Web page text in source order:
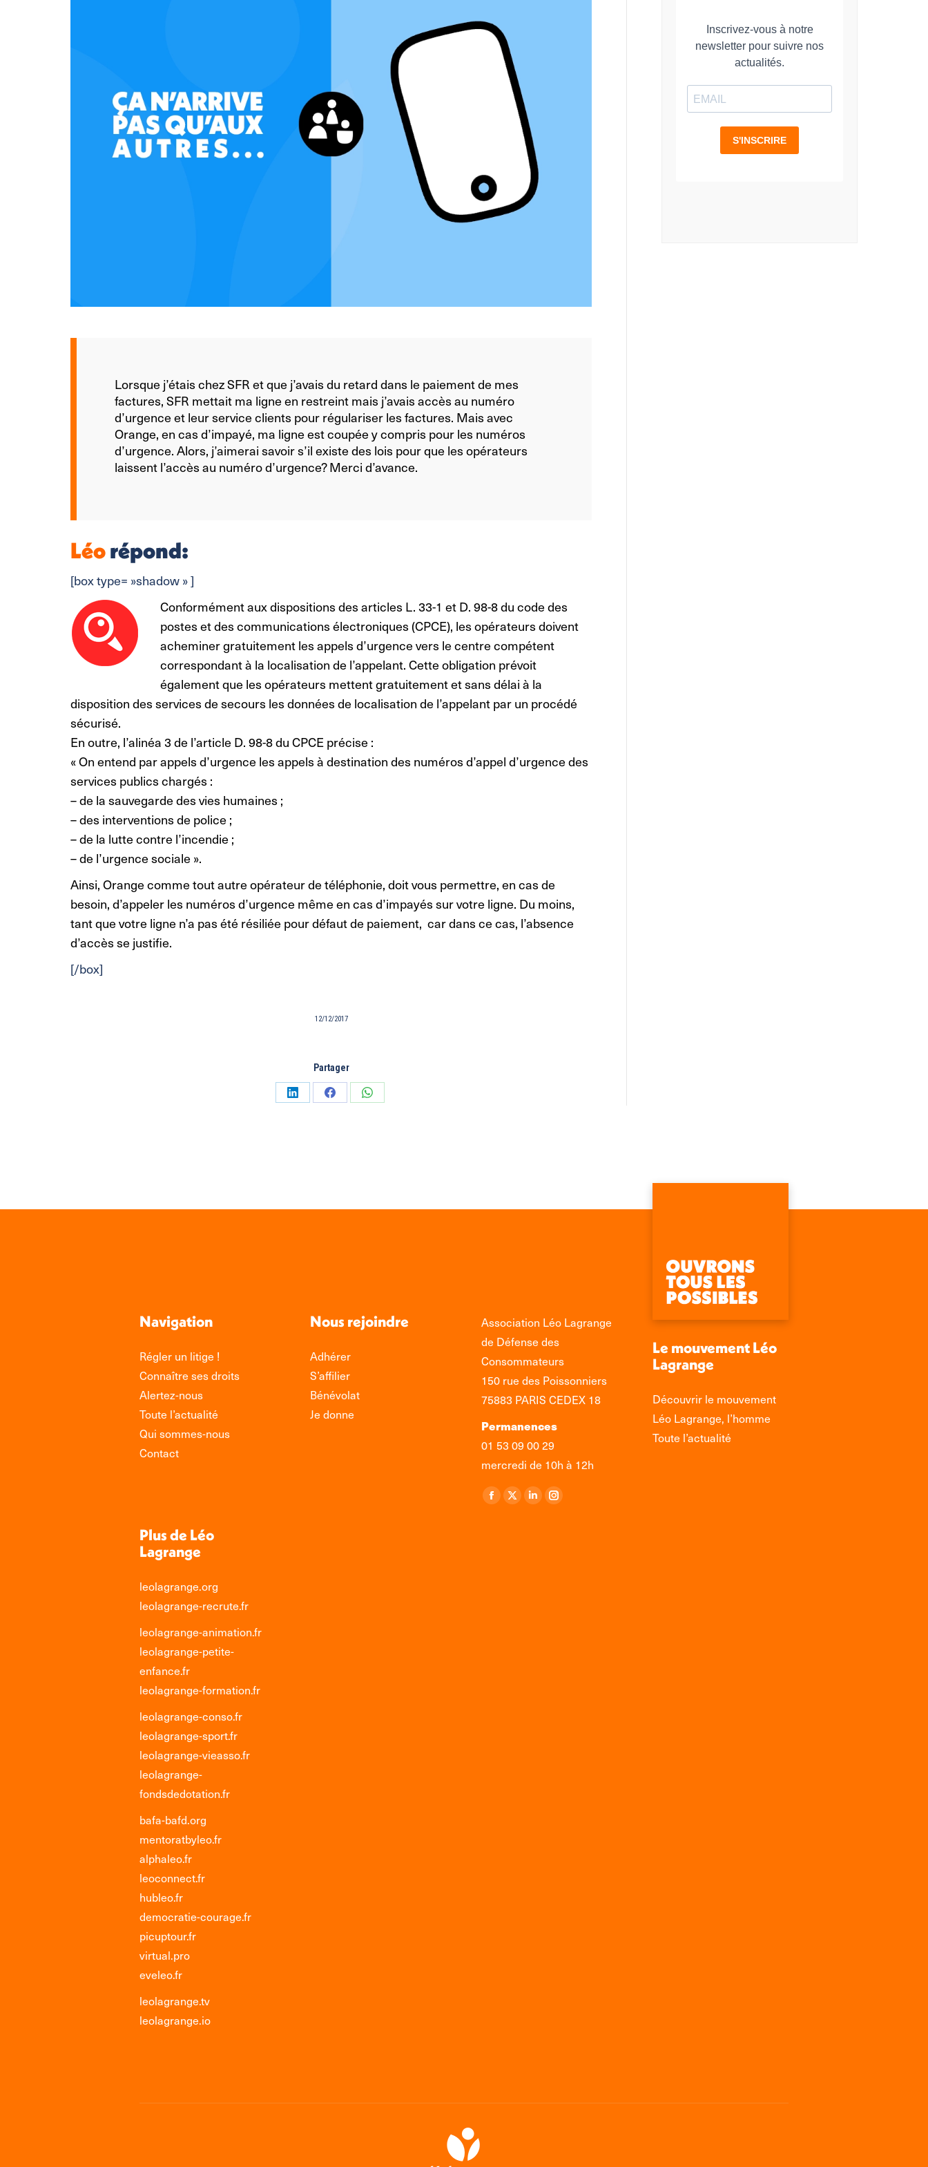
Lorsque j’étais chez SFR et que j’avais du retard dans le paiement de mes
factures, SFR mettait ma ligne en restreint mais j’avais accès au numéro
d’urgence et leur service clients pour régulariser les factures. Mais avec
Orange, en cas d’impayé, ma ligne est coupée y compris pour les numéros
d’urgence. Alors, j’aimerai savoir s’il existe des lois pour que les opérateurs
laissent l’accès au numéro d’urgence? Merci d’avance.
Léorépond:
[box type= »shadow » ]
Conformément aux dispositions des articles L. 33-1 et D. 98-8 du code des
postes et des communications électroniques (CPCE), les opérateurs doivent
acheminer gratuitement les appels d’urgence vers le centre compétent
correspondant à la localisation de l’appelant. Cette obligation prévoit
également que les opérateurs mettent gratuitement et sans délai à la
disposition des services de secours les données de localisation de l’appelant par un procédé
sécurisé.
En outre, l’alinéa 3 de l’article D. 98-8 du CPCE précise :
« On entend par appels d’urgence les appels à destination des numéros d’appel d’urgence des
services publics chargés :
– de la sauvegarde des vies humaines ;
– des interventions de police ;
– de la lutte contre l’incendie ;
– de l’urgence sociale ».
Ainsi, Orange comme tout autre opérateur de téléphonie, doit vous permettre, en cas de
besoin, d’appeler les numéros d’urgence même en cas d’impayés sur votre ligne. Du moins,
tant que votre ligne n’a pas été résiliée pour défaut de paiement, car dans ce cas, l’absence
d’accès se justifie.
[/box]
12/12/2017
Partager
PartagerPartagerPartager
Navigation
Régler un litige !
Connaître ses droits
Alertez-nous
Toute l’actualité
Qui sommes-nous
Contact
Nous rejoindre
Adhérer
S’affilier
Bénévolat
Je donne
Association Léo Lagrange
de Défense des
Consommateurs
150 rue des Poissonniers
75883 PARIS CEDEX 18
Permanences
01 53 09 00 29
mercredi de 10h à 12h
Retrouvez-nous sur :
La
La
La
La
Le mouvement Léo
Lagrange
Découvrir le mouvement
Léo Lagrange, l’homme
Toute l’actualité
Plus de Léo
Lagrange
leolagrange.org
leolagrange-recrute.fr
leolagrange-animation.fr
leolagrange-petite-
enfance.fr
leolagrange-formation.fr
leolagrange-conso.fr
leolagrange-sport.fr
leolagrange-vieasso.fr
leolagrange-
fondsdedotation.fr
bafa-bafd.org
mentoratbyleo.fr
alphaleo.fr
leoconnect.fr
hubleo.fr
democratie-courage.fr
picuptour.fr
virtual.pro
eveleo.fr
leolagrange.tv
leolagrange.io